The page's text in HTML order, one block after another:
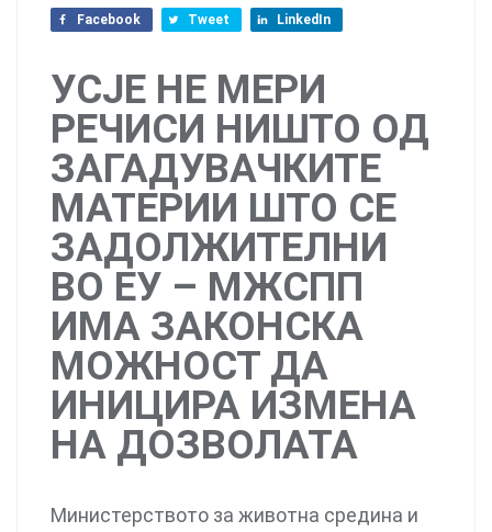
Facebook Tweet LinkedIn
УСЈЕ НЕ МЕРИ
РЕЧИСИ НИШТО ОД
ЗАГАДУВАЧКИТЕ
МАТЕРИИ ШТО СЕ
ЗАДОЛЖИТЕЛНИ
ВО ЕУ – МЖСПП
ИМА ЗАКОНСКА
МОЖНОСТ ДА
ИНИЦИРА ИЗМЕНА
НА ДОЗВОЛАТА
Министерството за животна средина и